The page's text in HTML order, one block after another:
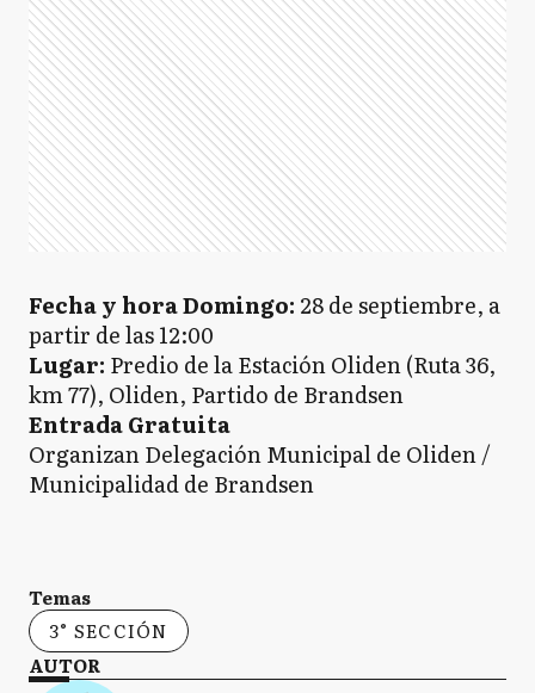
Fecha y hora Domingo: 28 de septiembre, a
partir de las 12:00
Lugar: Predio de la Estación Oliden (Ruta 36,
km 77), Oliden, Partido de Brandsen
Entrada Gratuita
Organizan Delegación Municipal de Oliden /
Municipalidad de Brandsen
Temas
3° SECCIÓN
AUTOR